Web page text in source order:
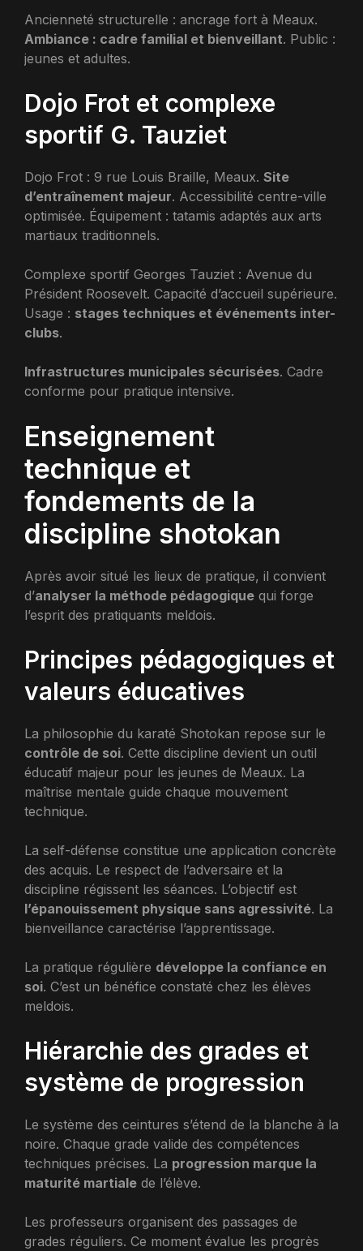
Ancienneté structurelle : ancrage fort à Meaux.
Ambiance : cadre familial et bienveillant. Public :
jeunes et adultes.
Dojo Frot et complexe
sportif G. Tauziet
Dojo Frot : 9 rue Louis Braille, Meaux. Site
d’entraînement majeur. Accessibilité centre-ville
optimisée. Équipement : tatamis adaptés aux arts
martiaux traditionnels.
Complexe sportif Georges Tauziet : Avenue du
Président Roosevelt. Capacité d’accueil supérieure.
Usage : stages techniques et événements inter-
clubs.
Infrastructures municipales sécurisées. Cadre
conforme pour pratique intensive.
Enseignement
technique et
fondements de la
discipline shotokan
Après avoir situé les lieux de pratique, il convient
d’analyser la méthode pédagogique qui forge
l’esprit des pratiquants meldois.
Principes pédagogiques et
valeurs éducatives
La philosophie du karaté Shotokan repose sur le
contrôle de soi. Cette discipline devient un outil
éducatif majeur pour les jeunes de Meaux. La
maîtrise mentale guide chaque mouvement
technique.
La self-défense constitue une application concrète
des acquis. Le respect de l’adversaire et la
discipline régissent les séances. L’objectif est
l’épanouissement physique sans agressivité. La
bienveillance caractérise l’apprentissage.
La pratique régulière développe la confiance en
soi. C’est un bénéfice constaté chez les élèves
meldois.
Hiérarchie des grades et
système de progression
Le système des ceintures s’étend de la blanche à la
noire. Chaque grade valide des compétences
techniques précises. La progression marque la
maturité martiale de l’élève.
Les professeurs organisent des passages de
grades réguliers. Ce moment évalue les progrès